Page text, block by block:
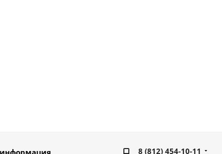
8 (812) 454-10-11